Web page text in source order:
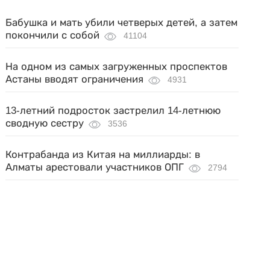
Бабушка и мать убили четверых детей, а затем
покончили с собой
41104
На одном из самых загруженных проспектов
Астаны вводят ограничения
4931
13-летний подросток застрелил 14-летнюю
сводную сестру
3536
Контрабанда из Китая на миллиарды: в
Алматы арестовали участников ОПГ
2794